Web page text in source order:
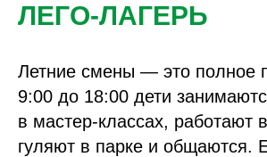
ЛЕГО-ЛАГЕРЬ
Летние смены — это полное
9:00 до 18:00 дети
в мастер-классах, работают
гуляют в парке и общаются.